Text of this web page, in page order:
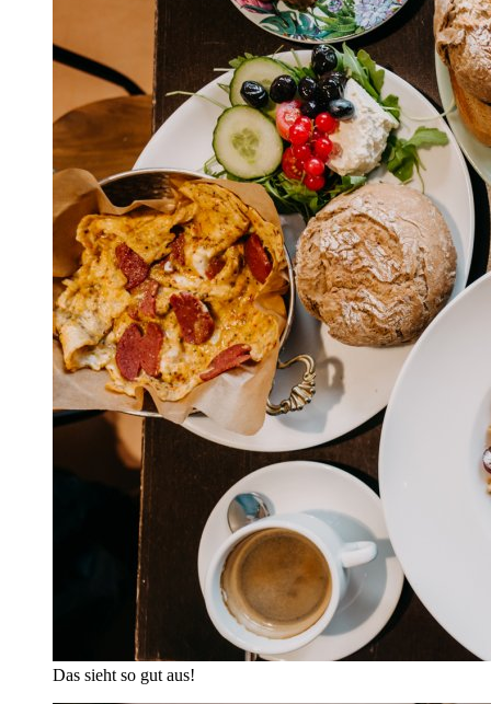
Das sieht so gut aus!